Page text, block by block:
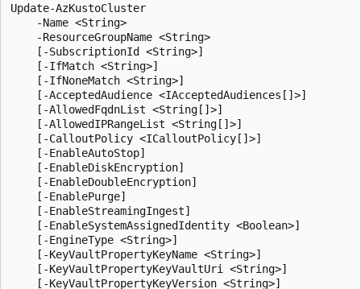
Update-AzKustoCluster
    -Name <String>
    -ResourceGroupName <String>
    [-SubscriptionId <String>]
    [-IfMatch <String>]
    [-IfNoneMatch <String>]
    [-AcceptedAudience <IAcceptedAudiences[]>]
    [-AllowedFqdnList <String[]>]
    [-AllowedIPRangeList <String[]>]
    [-CalloutPolicy <ICalloutPolicy[]>]
    [-EnableAutoStop]
    [-EnableDiskEncryption]
    [-EnableDoubleEncryption]
    [-EnablePurge]
    [-EnableStreamingIngest]
    [-EnableSystemAssignedIdentity <Boolean>]
    [-EngineType <String>]
    [-KeyVaultPropertyKeyName <String>]
    [-KeyVaultPropertyKeyVaultUri <String>]
    [-KeyVaultPropertyKeyVersion <String>]